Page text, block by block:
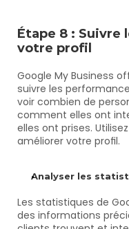
Étape 8 : Suivre
votre profil
Google My Business
suivre les
voir combien de
comment elles ont
elles ont prises.
améliorer votre profil.
Analyser les
Les statistiques de
des informations